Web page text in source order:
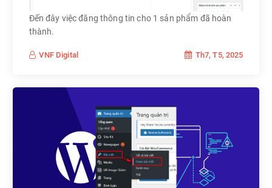
Đến đây việc đăng thông tin cho 1 sản phẩm đã hoàn
thành.
VNF Digital Th7, T5, 2025